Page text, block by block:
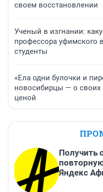
своем восстановлении
Ученый в изгнании:
профессора уфимского
студенты
«Ела одни булочки и
новосибирцы — о своих
ценой
Получить
Яндекс